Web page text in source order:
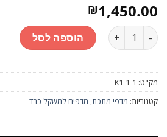
₪1,450.00
כמות הוספה לסל
מק"ט: K1-1-1
קטגוריות: מדפי מתכת, מדפים למשקל כבד